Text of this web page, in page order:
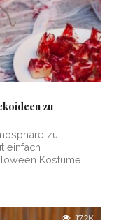
zu
zu
einfach
Kostüme
17.2K